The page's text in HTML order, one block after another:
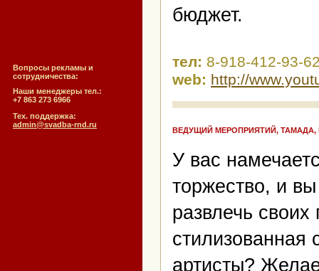
Вопросы рекламы и
сотрудничества:
Наши менеджеры тел.:
+7 863 273 6966
Тех. поддержка:
admin@svadba-rnd.ru
бюджет.
тел: 8-918-412-93-
web: http://
ВЕДУЩИЙ МЕРОПРИЯТИЙ,
У вас
торжество, и
развлечь
стилизованная
артисты?